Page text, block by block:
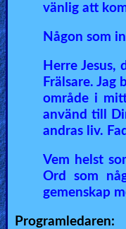
vänlig att
Någon som
Herre
Frälsare.
område i
använd till
andras liv.
Vem helst
Ord som
gemenskap
Programledaren: